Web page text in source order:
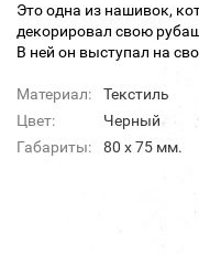
Это одна из нашивок,
декорировал свою
В ней он выступал на
Материал:
Текстиль
Цвет:
Черный
Габариты:
80 х 75 мм.